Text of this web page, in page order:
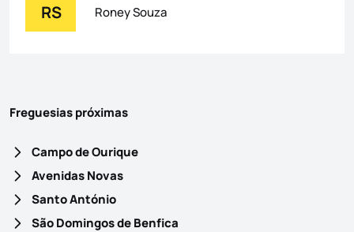
RS Roney Souza
Freguesias próximas
Campo de Ourique
Avenidas Novas
Santo António
São Domingos de Benfica